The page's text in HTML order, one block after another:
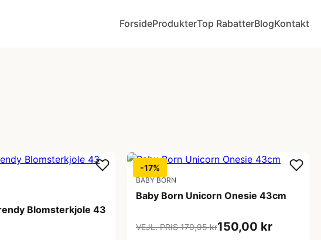
ForsideProdukterTop RabatterBlogKontakt
Blomsterkjole 43
-17%
BABY BORN
Baby Born Unicorn Onesie 43cm
VEJL. PRIS 179,95 kr150,00 kr